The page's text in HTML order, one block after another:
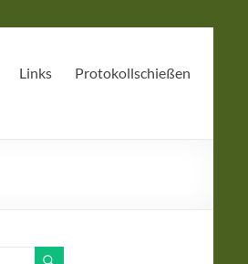
Links Protokollschießen